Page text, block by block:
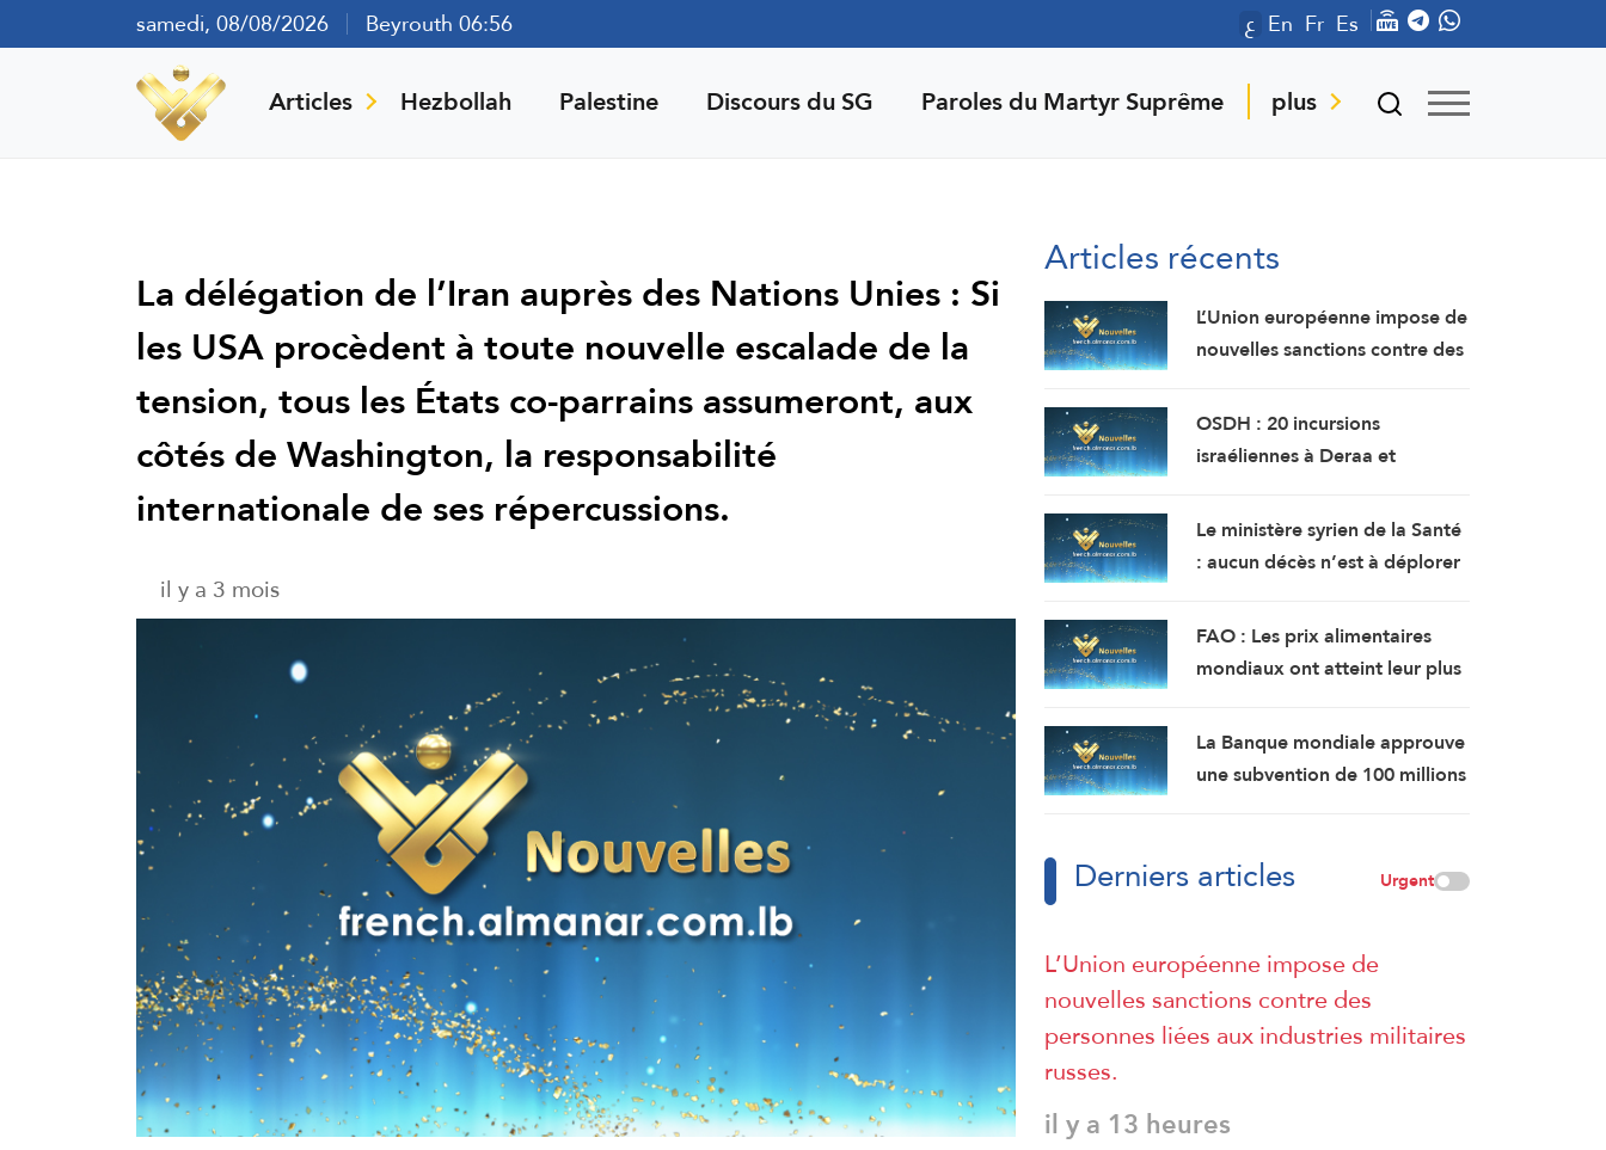
samedi, 08/08/2026 Beyrouth 06:56 ع En Fr Es
Articles Hezbollah Palestine Discours du SG Paroles du Martyr Suprême plus
La délégation de l’Iran auprès des Nations Unies : Si
les USA procèdent à toute nouvelle escalade de la
tension, tous les États co-parrains assumeront, aux
côtés de Washington, la responsabilité
internationale de ses répercussions.
il y a 3 mois
Articles récents
L’Union européenne impose de
nouvelles sanctions contre des
militaires russes.
OSDH : 20 incursions
israéliennes à Deraa et
Le ministère syrien de la Santé
: aucun décès n’est à déplorer
près de Damas, mais 14
personnes ont été blessées.
FAO : Les prix alimentaires
mondiaux ont atteint leur plus
juillet.
La Banque mondiale approuve
une subvention de 100 millions
Derniers articles Urgent
L’Union européenne impose de
nouvelles sanctions contre des
personnes liées aux industries militaires
russes.
il y a 13 heures